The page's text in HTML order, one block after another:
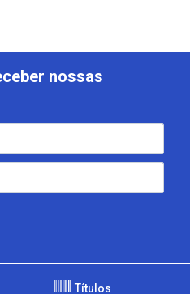
nossas
Títulos